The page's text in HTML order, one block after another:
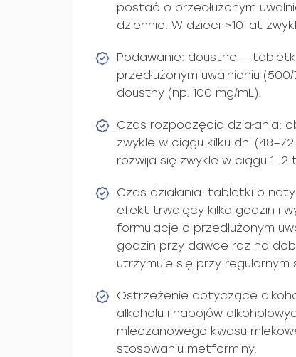
postać o przedłużonym
dziennie. W dzieci ≥10 lat
Podawanie: doustne —
przedłużonym uwalnianiu
doustny (np. 100 mg/mL).
Czas rozpoczęcia działania:
zwykle w ciągu kilku dni
rozwija się zwykle w ciągu
Czas działania: tabletki o
efekt trwający kilka godzin i
formulacje o przedłużonym
godzin przy dawce raz na
utrzymuje się przy regularnym
Ostrzeżenie dotyczące
alkoholu i napojów
mleczanowego kwasu
stosowaniu metforminy.